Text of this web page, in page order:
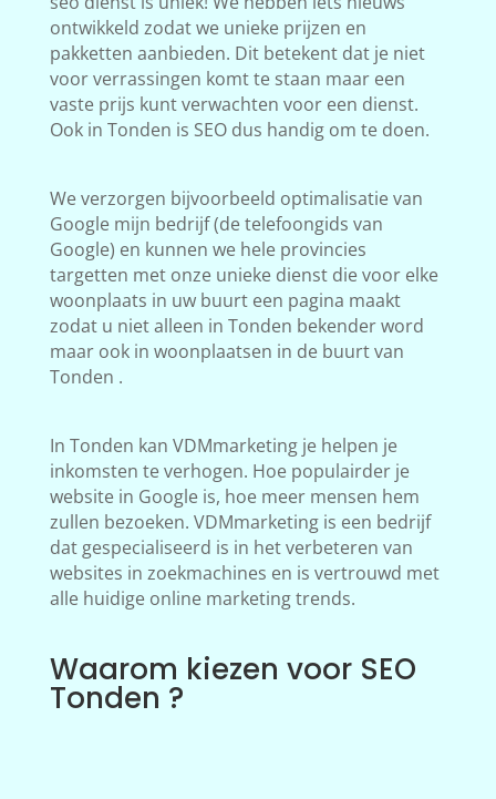
ontwikkeld zodat we unieke prijzen en
pakketten aanbieden. Dit betekent dat je niet
voor verrassingen komt te staan maar een
vaste prijs kunt verwachten voor een dienst.
Ook in Tonden is SEO dus handig om te doen.
We verzorgen bijvoorbeeld optimalisatie van
Google mijn bedrijf (de telefoongids van
Google) en kunnen we hele provincies
targetten met onze unieke dienst die voor elke
woonplaats in uw buurt een pagina maakt
zodat u niet alleen in Tonden bekender word
maar ook in woonplaatsen in de buurt van
Tonden .
In Tonden kan VDMmarketing je helpen je
inkomsten te verhogen. Hoe populairder je
website in Google is, hoe meer mensen hem
zullen bezoeken. VDMmarketing is een bedrijf
dat gespecialiseerd is in het verbeteren van
websites in zoekmachines en is vertrouwd met
alle huidige online marketing trends.
Waarom kiezen voor SEO
Tonden ?